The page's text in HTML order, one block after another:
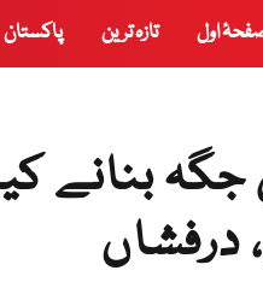
اول تازہ ترین پاکستان
جگہ بنانے
درفشاں